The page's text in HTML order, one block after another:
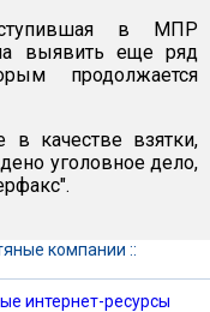
в МПР
выявить еще ряд
продолжается
качестве взятки,
уголовное дело,
компании ::
интернет-ресурсы